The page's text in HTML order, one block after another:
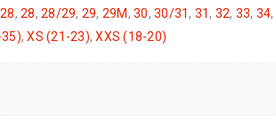
, 28, 28/29, 29, 29M, 30, 30/31, 31, 32, 33, 34,
,XS (21-23),XXS (18-20)